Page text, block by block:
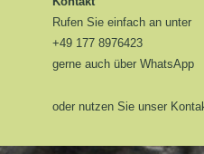
Rufen Sie einfach an unter
+49 177 8976423
gerne auch über WhatsApp
oder nutzen Sie unser